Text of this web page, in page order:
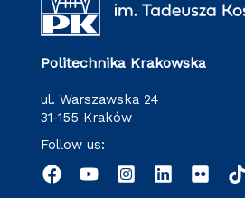
Politechnika Krakowska
ul. Warszawska 24
31-155 Kraków
Follow us: